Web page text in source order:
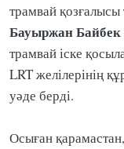
трамвай қозғалысы
Бауыржан Байбек
трамвай іске
LRT желілерінің
уәде берді.
Осыған